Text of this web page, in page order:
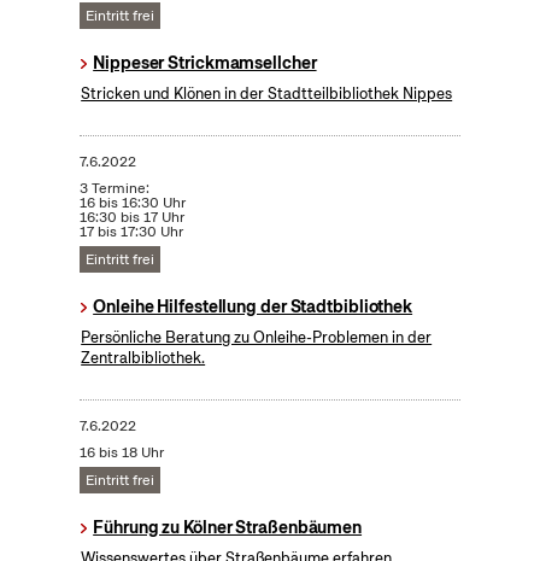
Eintritt frei
Nippeser Strickmamsellcher
Stricken und Klönen in der Stadtteilbibliothek Nippes
7.6.2022
3 Termine:
16 bis 16:30 Uhr
16:30 bis 17 Uhr
17 bis 17:30 Uhr
Eintritt frei
Onleihe Hilfestellung der Stadtbibliothek
Persönliche Beratung zu Onleihe-Problemen in der
Zentralbibliothek.
7.6.2022
16 bis 18 Uhr
Eintritt frei
Führung zu Kölner Straßenbäumen